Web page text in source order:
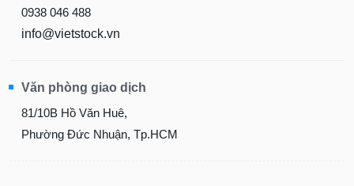
0938 046 488
info@vietstock.vn
Văn phòng giao dịch
81/10B Hồ Văn Huê,
Phường Đức Nhuận, Tp.HCM
SỨC
KHỎE